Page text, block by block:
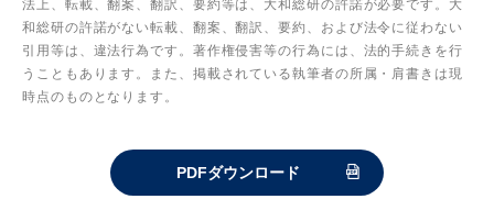
法上、転載、翻案、翻訳、要約等は、大和総研の許諾が必要です。大
和総研の許諾がない転載、翻案、翻訳、要約、および法令に従わない
引用等は、違法行為です。著作権侵害等の行為には、法的手続きを行
うこともあります。また、掲載されている執筆者の所属・肩書きは現
時点のものとなります。
PDFダウンロード